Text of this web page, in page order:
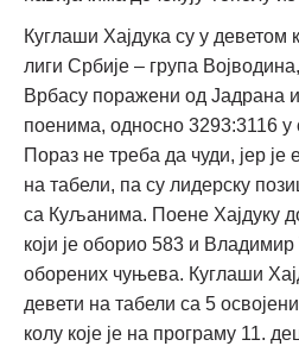
Куглаши Хајдука су у деветом
лиги Србије – група
Врбасу поражени од Јадрана
поенима, односно 3293:3116
Пораз не треба да чуди, јер
на табели, па су лидерску
са Куљанима. Поене Хајдуку
који је оборио 583 и
оборених чуњева. Куглаши
девети на табели са 5
колу које је на програму 11.